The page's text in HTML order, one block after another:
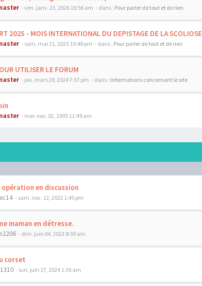
- ven. janv. 23, 2026 10:56 am - dans : Pour parler de tout et de rien
2025 - MOIS INTERNATIONAL DU DEPISTAGE DE LA SCOLIOSE
- sam. mai 31, 2025 10:48 pm - dans : Pour parler de tout et de rien
UTILISER LE FORUM
- jeu. mars 28, 2024 7:57 pm - dans : Informations concernant le site
- mer. nov. 02, 2005 11:49 am
opération en discussion
- sam. nov. 12, 2022 1:45 pm
maman en détresse.
- dim. juin 04, 2023 8:59 am
corset
- lun. juin 17, 2024 1:36 am